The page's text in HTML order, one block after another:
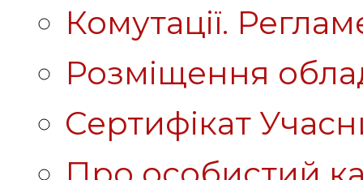
Комутації.
Розміщення
Сертифікат